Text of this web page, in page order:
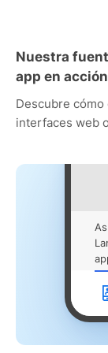
Nuestra
app en acción
Descubre
interfaces web